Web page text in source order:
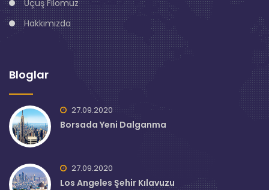
Uçuş Filomuz
Hakkımızda
Bloglar
27.09.2020
Borsada Yeni Dalganma
27.09.2020
Los Angeles Şehir Kılavuzu